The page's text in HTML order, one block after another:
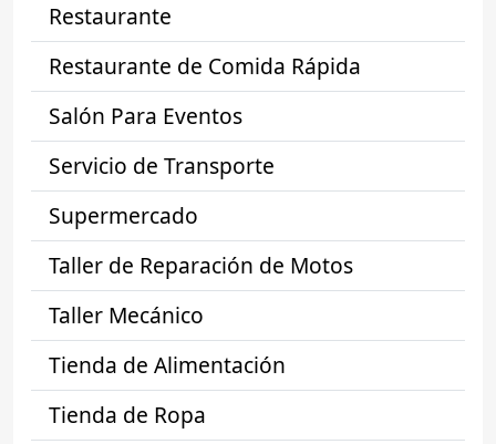
Restaurante
Restaurante de Comida Rápida
Salón Para Eventos
Servicio de Transporte
Supermercado
Taller de Reparación de Motos
Taller Mecánico
Tienda de Alimentación
Tienda de Ropa